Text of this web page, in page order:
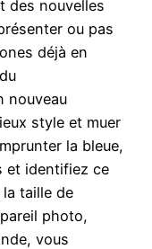
des nouvelles
ou pas
déjà en
nouveau
style et muer
la bleue,
et identifiez ce
taille de
photo,
vous